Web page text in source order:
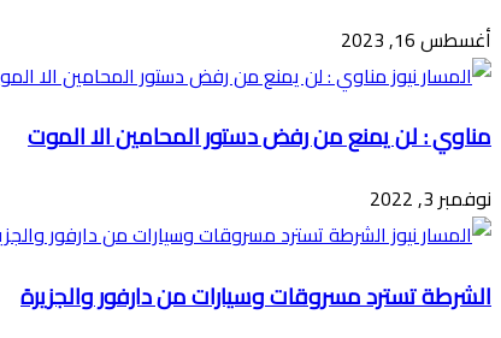
أغسطس 16, 2023
مناوي : لن يمنع من رفض دستور المحامين الا الموت
نوفمبر 3, 2022
الشرطة تسترد مسروقات وسيارات من دارفور والجزيرة